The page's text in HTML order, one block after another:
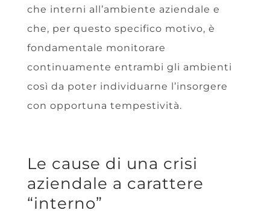
che interni all’ambiente aziendale e
che, per questo specifico motivo, è
fondamentale monitorare
continuamente entrambi gli ambienti
così da poter individuarne l’insorgere
con opportuna tempestività.
Le cause di una crisi
aziendale a carattere
“interno”